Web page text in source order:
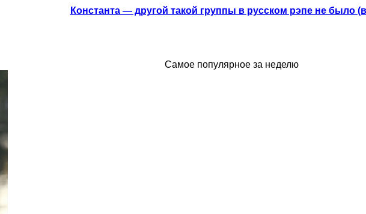
Константа — другой такой группы в русском рэпе не было
Самое популярное за неделю